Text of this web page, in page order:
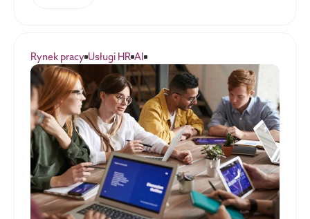
Rynek pracy Usługi HR AI